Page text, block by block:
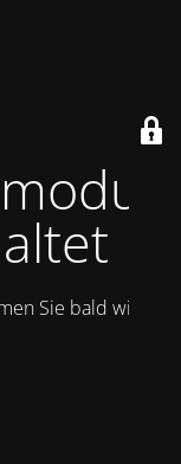
Sie bald wieder.